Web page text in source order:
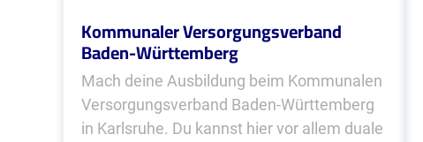
Kommunaler Versorgungsverband
Baden-Württemberg
Mach deine Ausbildung beim Kommunalen
Versorgungsverband Baden-Württemberg
in Karlsruhe. Du kannst hier vor allem duale